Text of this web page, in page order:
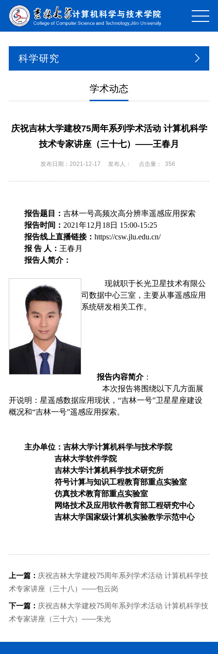
科学研究
学术动态
庆祝吉林大学建校75周年系列学术活动 计算机科学
技术专家讲座（三十七）——王春月
发布日期：2021-12-17 发布人： 点击量： 356
报告题目： 吉林一号高频次高分辨率遥感应用探索
报告时间： 2021年12 月 18日 15:00-15:25
报告线上直播链接： https://csw.jlu.edu.cn/
报 告 人： 王春月
报告人简介：
现就职于长光卫星技术有限公
司数据中心三室，主要从事遥感应用
系统研发相关工作。
报告内容简介：
本次报告将围绕以下几方面展
开说明：星遥感数据应用现状，“吉林一号”卫星星座建设
概况和“吉林一号”遥感应用探索。
主办单位： 吉林大学计算机科学与技术学院
吉林大学软件学院
吉林大学计算机科学技术研究所
符号计算与知识工程教育部重点实验室
仿真技术教育部重点实验室
网络技术及应用软件教育部工程研究中心
吉林大学国家级计算机实验教学示范中心
上一篇： 庆祝吉林大学建校75周年系列学术活动 计算机科学技
术专家讲座（三十八）——包云岗
下一篇： 庆祝吉林大学建校75周年系列学术活动 计算机科学技
术专家讲座（三十六）——朱光